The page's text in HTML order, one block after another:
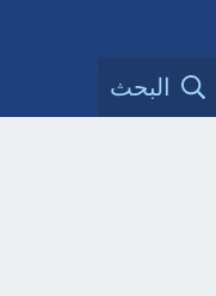
البحث